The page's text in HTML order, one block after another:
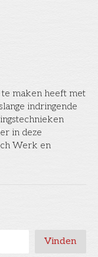
maken heeft met
indringende
in deze
Werk en